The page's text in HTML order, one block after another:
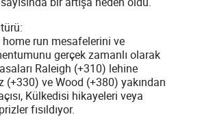
run mesafelerini ve
gerçek zamanlı olarak
Raleigh (+310) lehine
(+330) ve Wood (+380) yakından
Külkedisi hikayeleri veya
fısıldıyor.